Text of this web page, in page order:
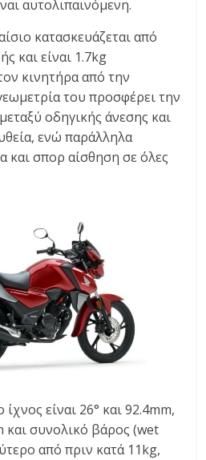
αυτολιπαινόμενη.
κατασκευάζεται από
και είναι 1.7kg
κινητήρα από την
του προσφέρει την
οδηγικής άνεσης και
ενώ παράλληλα
και σπορ αίσθηση σε όλες
είναι 26° και 92.4mm,
και συνολικό βάρος (wet
από πριν κατά 11kg,